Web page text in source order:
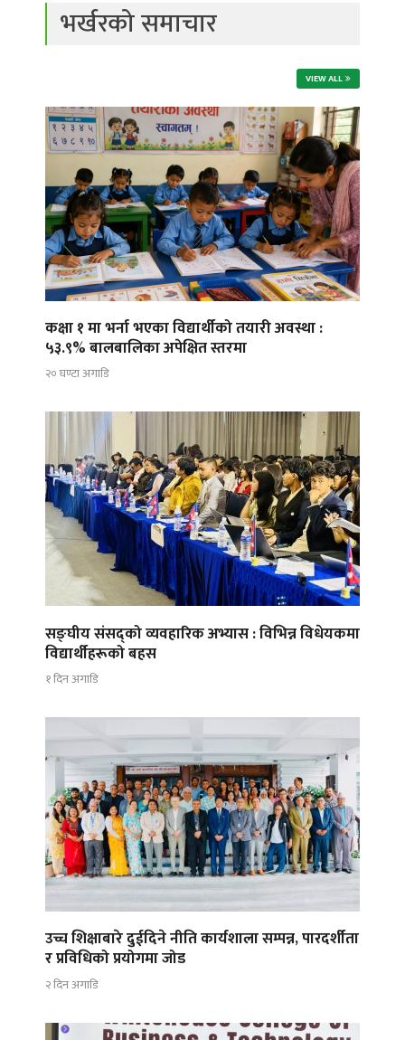
भर्खरको समाचार
VIEW ALL
कक्षा १ मा भर्ना भएका विद्यार्थीको तयारी अवस्था :
५३.९% बालबालिका अपेक्षित स्तरमा
२० घण्टा अगाडि
सङ्घीय संसद्को व्यवहारिक अभ्यास : विभिन्न विधेयकमा
विद्यार्थीहरूको बहस
१ दिन अगाडि
उच्च शिक्षाबारे दुईदिने नीति कार्यशाला सम्पन्न, पारदर्शीता
र प्रविधिको प्रयोगमा जोड
२ दिन अगाडि